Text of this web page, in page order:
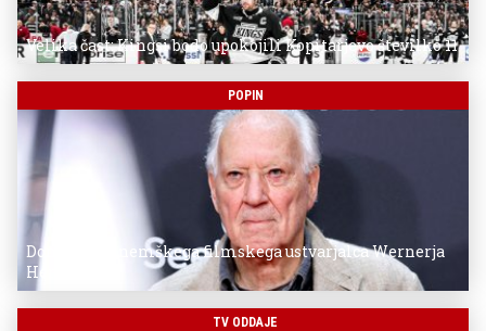
Velika čast: Kingsi bodo upokojili Kopitarjevo številko 11
POPIN
Donostia za nemškega filmskega ustvarjalca Wernerja
Herzoga
TV ODDAJE